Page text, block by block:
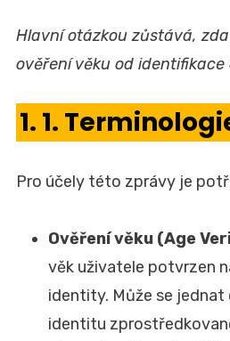
Hlavní otázkou zůstává,
ověření věku od identifikace
1. 1.
Pro účely této zprávy je
Ověření věku (Age
věk uživatele potvrzen
identity. Může se
identitu